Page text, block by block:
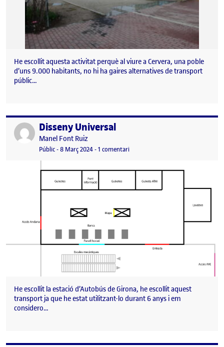
He escollit aquesta activitat perquè al viure a Cervera, una poble
d’uns 9.000 habitants, no hi ha gaires alternatives de transport
públic…
Publicat perDisseny Universal
Publicat per
Manel Font Ruiz
Visibilitat:
Públic-Data de publicació
8 Març 2024-1 comentaria Disseny Universal
He escollit la estació d’Autobús de Girona, he escollit aquest
transport ja que he estat utilitzant-lo durant 6 anys i em
considero…